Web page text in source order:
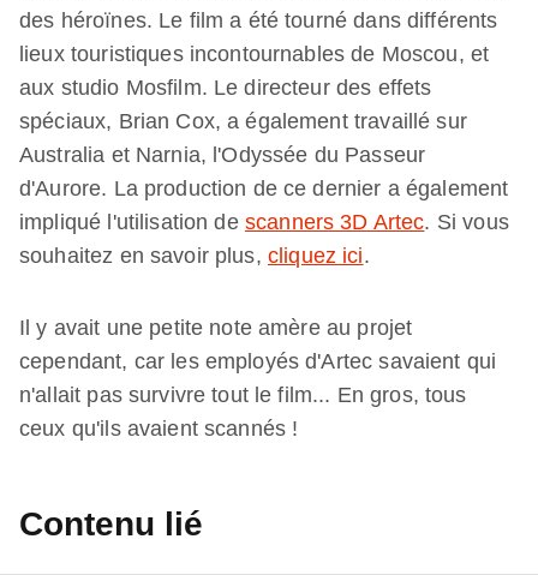
des héroïnes. Le film a été tourné dans différents
lieux touristiques incontournables de Moscou, et
aux studio Mosfilm. Le directeur des effets
spéciaux, Brian Cox, a également travaillé sur
Australia et Narnia, l'Odyssée du Passeur
d'Aurore. La production de ce dernier a également
impliqué l'utilisation de scanners 3D Artec. Si vous
souhaitez en savoir plus, cliquez ici.
Il y avait une petite note amère au projet
cependant, car les employés d'Artec savaient qui
n'allait pas survivre tout le film... En gros, tous
ceux qu'ils avaient scannés !
Contenu lié